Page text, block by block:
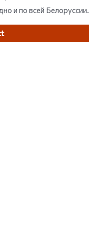
и по всей Белоруссии.